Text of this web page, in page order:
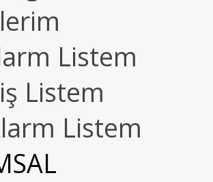
Listem
Listem
Listem